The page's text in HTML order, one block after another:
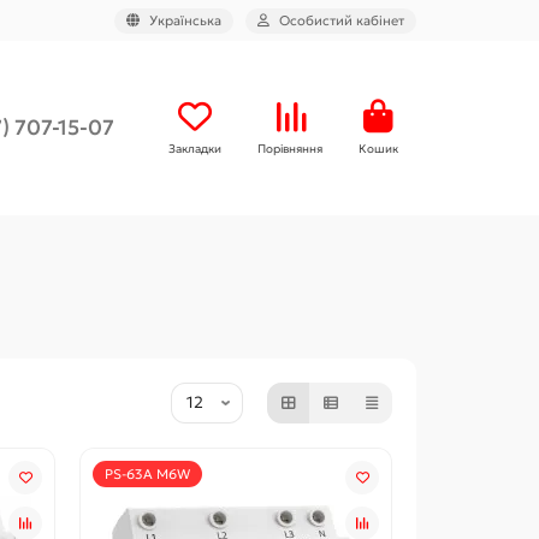
Українська Особистий кабінет
707-15-07
Закладки Порівняння Кошик
PS-63A M6W